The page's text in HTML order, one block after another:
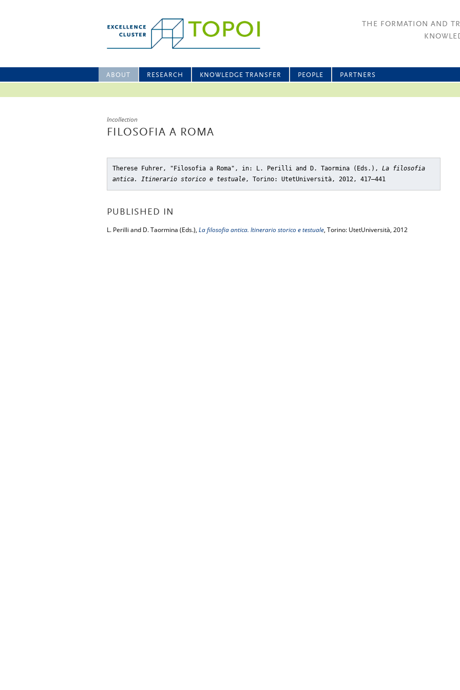
THE FORMATION AND
ABOUT RESEARCH KNOWLEDGE TRANSFER PEOPLE PARTNERS
Incollection
FILOSOFIA A ROMA
Therese Fuhrer, "Filosofia a Roma" , in: L. Perilli and D. Taormina (Eds.), La filosofia
antica. Itinerario storico e testuale, Torino: UtetUniversità, 2012, 417–441
PUBLISHED IN
L. Perilli and D. Taormina (Eds.), La filosofia antica. Itinerario storico e testuale, Torino: UtetUniversità, 2012